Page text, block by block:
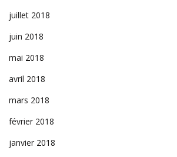
juillet 2018
juin 2018
mai 2018
avril 2018
mars 2018
février 2018
janvier 2018